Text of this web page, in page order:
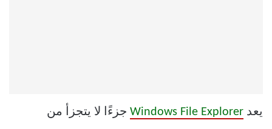
يعد Windows File Explorer جزءًا لا يتجزأ من